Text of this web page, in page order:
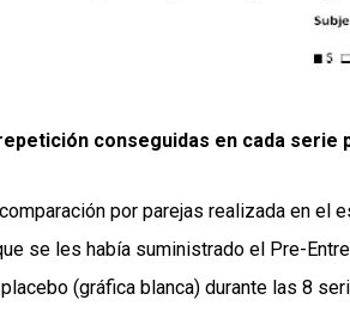
conseguidas en cada serie
por parejas realizada en
se les había suministrado el Pre-
(gráfica blanca) durante las 8